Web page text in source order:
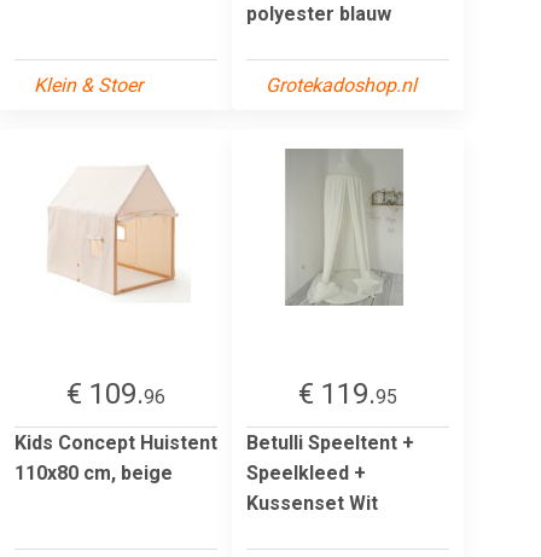
Klein & Stoer
polyester blauw
Grotekadoshop.nl
€ 109.96
Kids Concept Huistent
110x80 cm, beige
€ 119.95
Betulli Speeltent +
Speelkleed +
Kussenset Wit